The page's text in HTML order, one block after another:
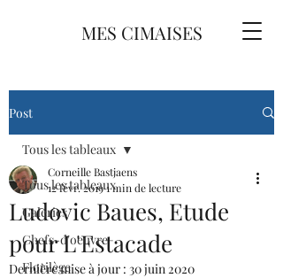
MES CIMAISES
Post
Tous les tableaux
Galeries
Chefs-d'oeuvre
Florilège
Tous les tableaux
Ludovic Baues, Etude
pour L'Estacade
Corneille Bastjaens
12 févr. 20191 min de lecture
Dernière mise à jour : 30 juin 2020